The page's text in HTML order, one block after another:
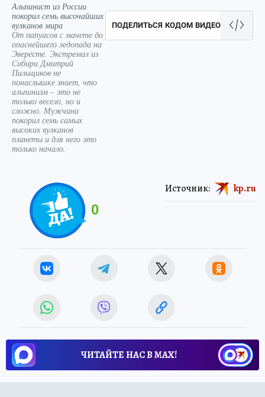
Альпинист из России
покорил семь высочайших
вулканов мира
От папуасов с мачете до
опаснейшего ледопада на
Эвересте. Экстремал из
Сибири Дмитрий
Пильщиков не
понаслышке знает, что
альпинизм – это не
только весело, но и
сложно. Мужчина
покорил семь самых
высоких вулканов
планеты и для него это
только начало.
ПОДЕЛИТЬСЯ КОДОМ ВИДЕО
0
Источник: kp.ru
ЧИТАЙТЕ НАС В МАХ!